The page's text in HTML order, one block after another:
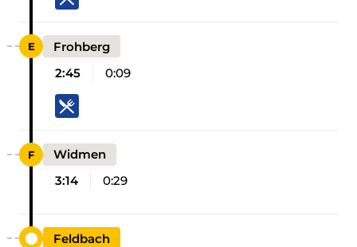
Frohberg
2:45
0:09
Widmen
3:14
0:29
Feldbach